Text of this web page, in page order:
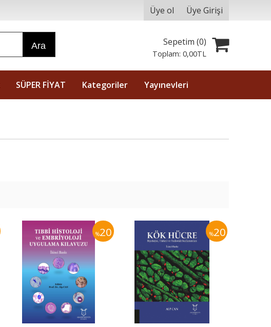
Üye ol Üye Girişi
Ara Sepetim (0)
Toplam:0,00TL
SÜPER FİYAT Kategoriler Yayınevleri
%20 %20